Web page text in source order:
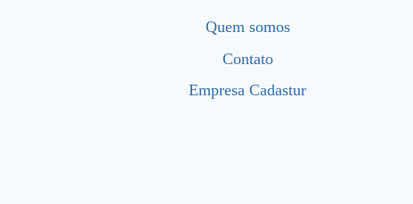
Quem somos
Contato
Empresa Cadastur